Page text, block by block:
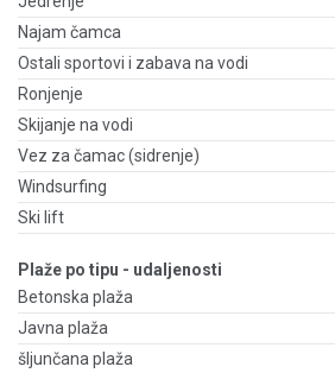
Najam čamca
Ostali sportovi i zabava na vodi
Ronjenje
Skijanje na vodi
Vez za čamac (sidrenje)
Windsurfing
Ski lift
Plaže po tipu - udaljenosti
Betonska plaža
Javna plaža
šljunčana plaža